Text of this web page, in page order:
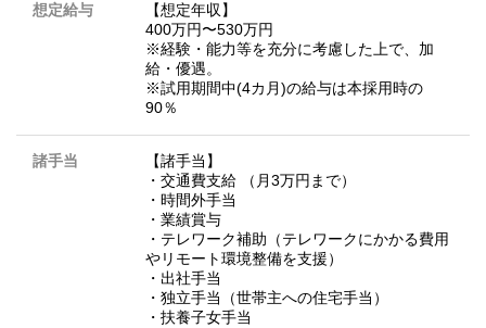
想定給与
【想定年収】
400万円〜530万円
※経験・能力等を充分に考慮した上で、加
給・優遇。
※試用期間中(4カ月)の給与は本採用時の
90％
諸手当
【諸手当】
・交通費支給 （月3万円まで）
・時間外手当
・業績賞与
・テレワーク補助（テレワークにかかる費用
やリモート環境整備を支援）
・出社手当
・独立手当（世帯主への住宅手当）
・扶養子女手当